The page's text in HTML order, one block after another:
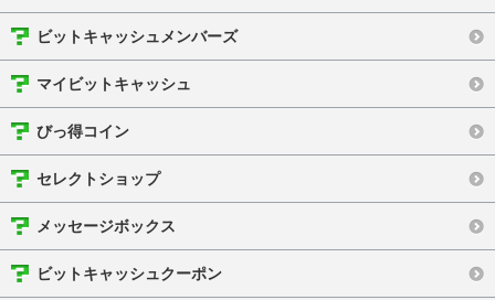
ビットキャッシュメンバーズ
マイビットキャッシュ
びっ得コイン
セレクトショップ
メッセージボックス
ビットキャッシュクーポン